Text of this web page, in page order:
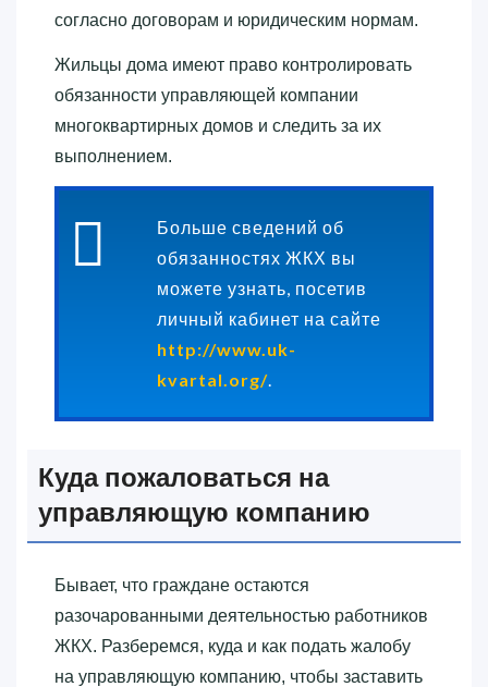
согласно договорам и юридическим нормам.
Жильцы дома имеют право контролировать
обязанности управляющей компании
многоквартирных домов и следить за их
выполнением.
Больше сведений об
обязанностях ЖКХ вы
можете узнать, посетив
личный кабинет на сайте
http://www.uk-
kvartal.org/
Куда пожаловаться на
управляющую компанию
Бывает, что граждане остаются
разочарованными деятельностью работников
ЖКХ. Разберемся, куда и как подать жалобу
на управляющую компанию, чтобы заставить